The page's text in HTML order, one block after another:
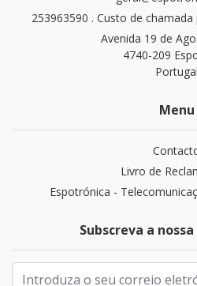
253963590 . Custo de
Avenida 19 de
4740-209
Portugal
Menu
Livro de
Espotrónica -
Subscreva a